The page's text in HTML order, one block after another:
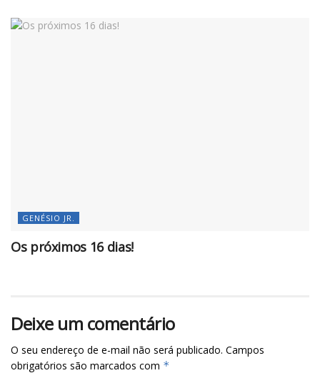
GENÉSIO JR.
Os próximos 16 dias!
Deixe um comentário
O seu endereço de e-mail não será publicado. Campos
obrigatórios são marcados com *